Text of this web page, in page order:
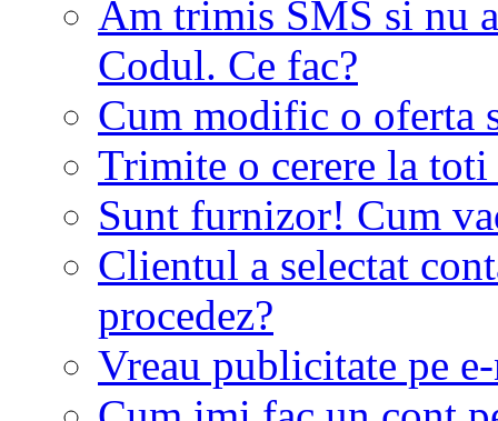
Am trimis SMS si nu
Codul. Ce fac?
Cum modific o oferta
Trimite o cerere la
Sunt furnizor! Cum
Clientul a selectat
procedez?
Vreau publicitate pe